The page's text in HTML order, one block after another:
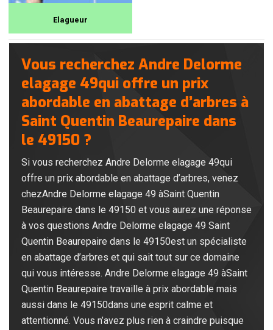
Elagueur
Vous recherchez Andre Delorme
elagage 49qui offre un prix
abordable en abattage d’arbres à
Saint Quentin Beaurepaire dans
le 49150 ?
Si vous recherchez Andre Delorme elagage 49qui
offre un prix abordable en abattage d’arbres, venez
chezAndre Delorme elagage 49 àSaint Quentin
Beaurepaire dans le 49150 et vous aurez une réponse
à vos questions Andre Delorme elagage 49 Saint
Quentin Beaurepaire dans le 49150est un spécialiste
en abattage d’arbres et qui sait tout sur ce domaine
qui vous intéresse. Andre Delorme elagage 49 àSaint
Quentin Beaurepaire travaille à prix abordable mais
aussi dans le 49150dans une esprit calme et
attentionné. Vous n’avez plus rien à craindre puisque